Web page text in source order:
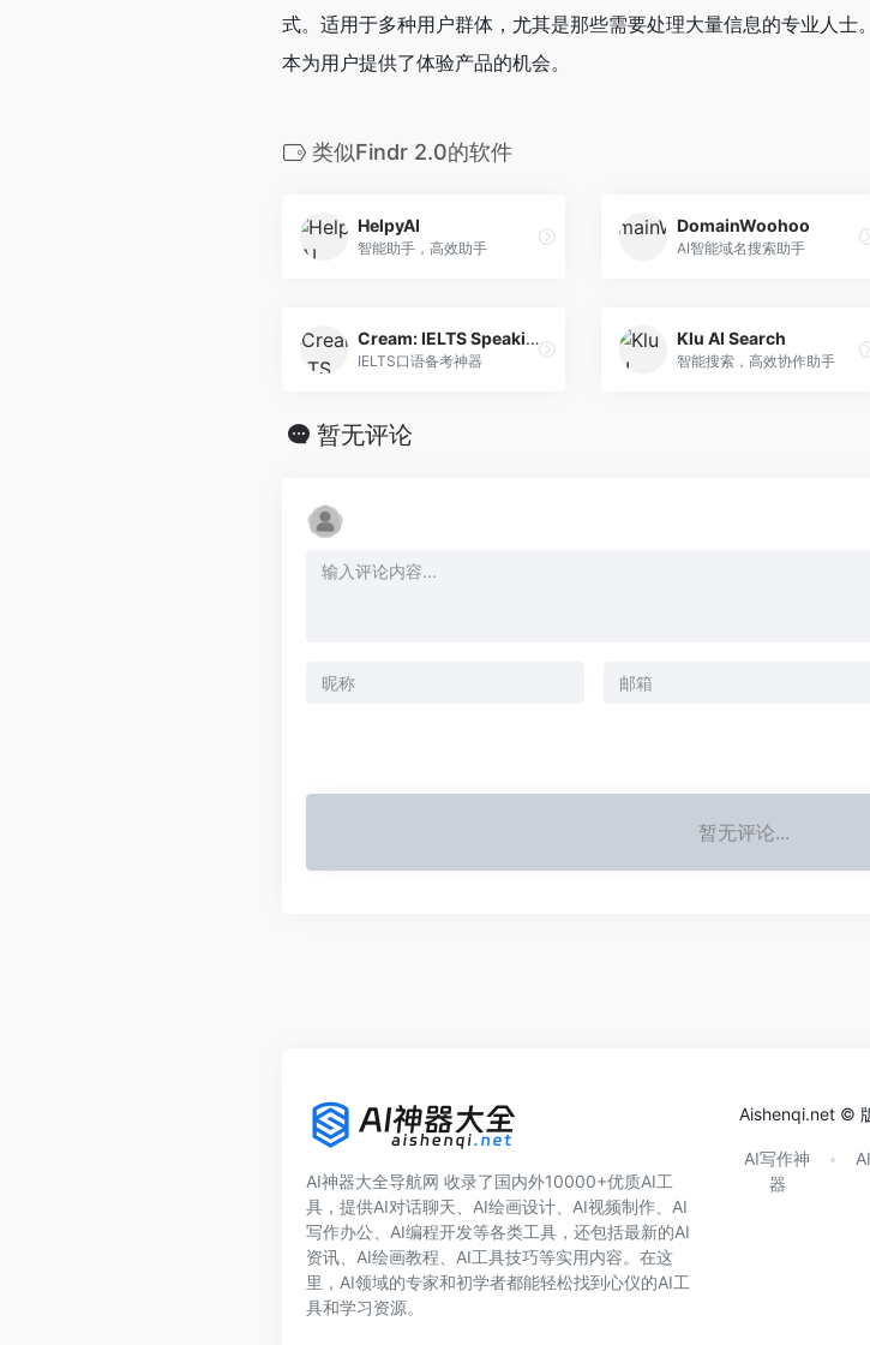
式。适用于多种用户群体，尤其是那些需要处理大量信息的专业人士
本为用户提供了体验产品的机会。
类似Findr 2.0的软件
HelpyAI
智能助手，高效助手
DomainWoohoo
AI智能域名搜索助手
Cream: IELTS Speaking Prep App
IELTS口语备考神器
Klu AI Search
智能搜索，高效协作助手
暂无评论
暂无评论...
AI神器大全导航网 收录了国内外10000+优质AI工
具，提供AI对话聊天、AI绘画设计、AI视频制作、AI
写作办公、AI编程开发等各类工具，还包括最新的AI
资讯、AI绘画教程、AI工具技巧等实用内容。在这
里，AI领域的专家和初学者都能轻松找到心仪的AI工
具和学习资源。
Aishenqi.net ©
AI写作神
器